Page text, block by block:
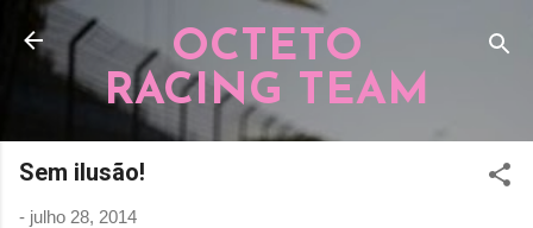
Pular para o conteúdo principal
OCTETO
RACING TEAM
Sem ilusão!
- julho 28, 2014